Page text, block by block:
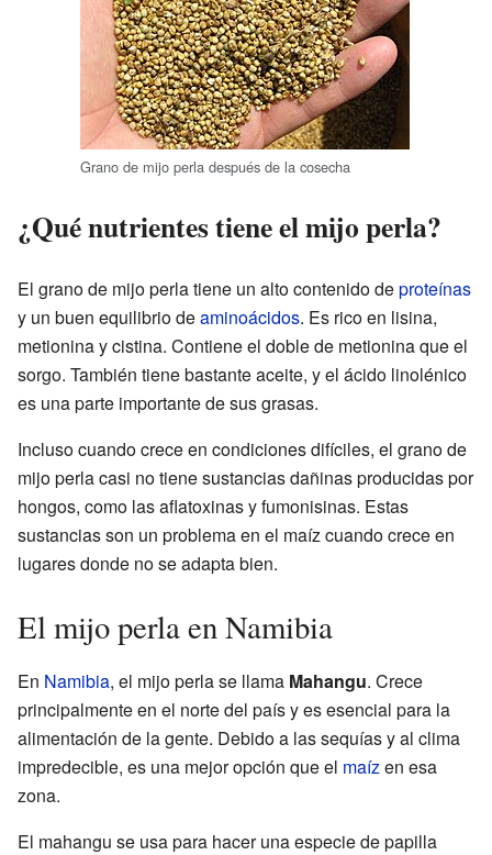
Grano de mijo perla después de la cosecha
¿Qué nutrientes tiene el mijo perla?
El grano de mijo perla tiene un alto contenido deproteínas
y un buen equilibrio deaminoácidos. Es rico en lisina,
metionina y cistina. Contiene el doble de metionina que el
sorgo. También tiene bastante aceite, y el ácido linolénico
es una parte importante de sus grasas.
Incluso cuando crece en condiciones difíciles, el grano de
mijo perla casi no tiene sustancias dañinas producidas por
hongos, como las aflatoxinas y fumonisinas. Estas
sustancias son un problema en el maíz cuando crece en
lugares donde no se adapta bien.
El mijo perla en Namibia
En Namibia, el mijo perla se llama Mahangu. Crece
principalmente en el norte del país y es esencial para la
alimentación de la gente. Debido a las sequías y al clima
impredecible, es una mejor opción que el maízen esa
zona.
El mahangu se usa para hacer una especie de papilla